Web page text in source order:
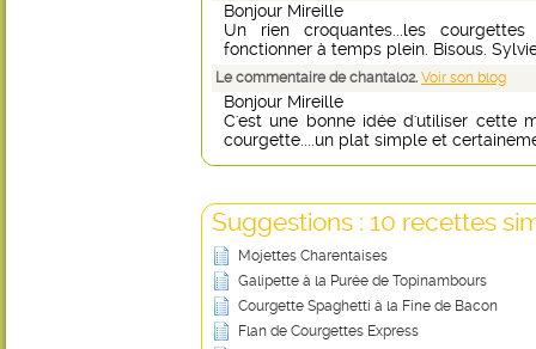
Bonjour Mireille
Un rien croquantes...les
fonctionner à temps plein. Bisous.
Le commentaire de chantal02. Voir son blog
Bonjour Mireille
C'est une bonne idée d'utiliser cette
courgette....un plat simple et
Suggestions : 10 recettes
Mojettes Charentaises
Galipette à la Purée de Topinambours
Courgette Spaghetti à la Fine de Bacon
Flan de Courgettes Express